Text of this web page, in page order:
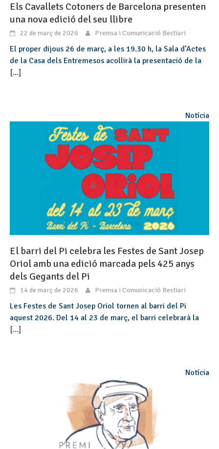
Els Cavallets Cotoners de Barcelona presenten
una nova edició del seu llibre
22 de març de 2026 Premsa i Comunicació Bestiari
El proper dijous 26 de març, a les 19.30 h, la Sala d’Actes
de la Casa dels Entremesos acollirà la presentació de la
[...]
Notícia
El barri del Pi celebra les Festes de Sant Josep
Oriol amb una edició marcada pels 425 anys
dels Gegants del Pi
14 de març de 2026 Premsa i Comunicació Bestiari
Les Festes de Sant Josep Oriol tornen al barri del Pi
aquest 2026. Del 14 al 23 de març, el barri celebrarà la
[...]
Notícia